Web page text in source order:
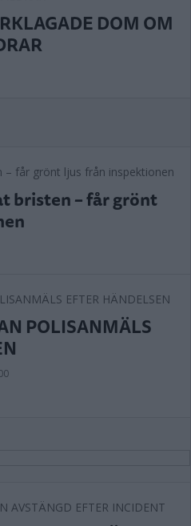
DOM OM
bristen – får grönt
POLISANMÄLS